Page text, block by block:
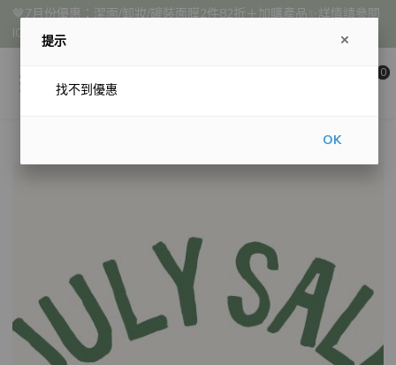
🤎7月份優惠：潔面/卸妝/罐裝面膜2件82折＋加購產品✨詳情請參閱
IG : skintory.skincare
0
提示
找不到優惠
OK